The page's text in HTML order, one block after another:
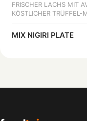
FRISCHER LACHS MIT
KÖSTLICHER TRÜFFEL-
MIX NIGIRI PLATE